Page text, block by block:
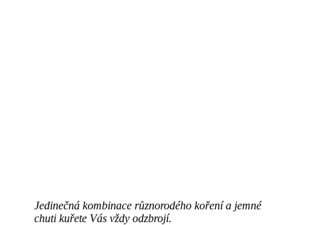
Jedinečná kombinace různorodého koření a jemné
chuti kuřete Vás vždy odzbrojí.